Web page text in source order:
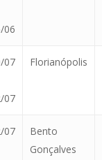
06
07
07
Florianópolis
07
Bento
Gonçalves